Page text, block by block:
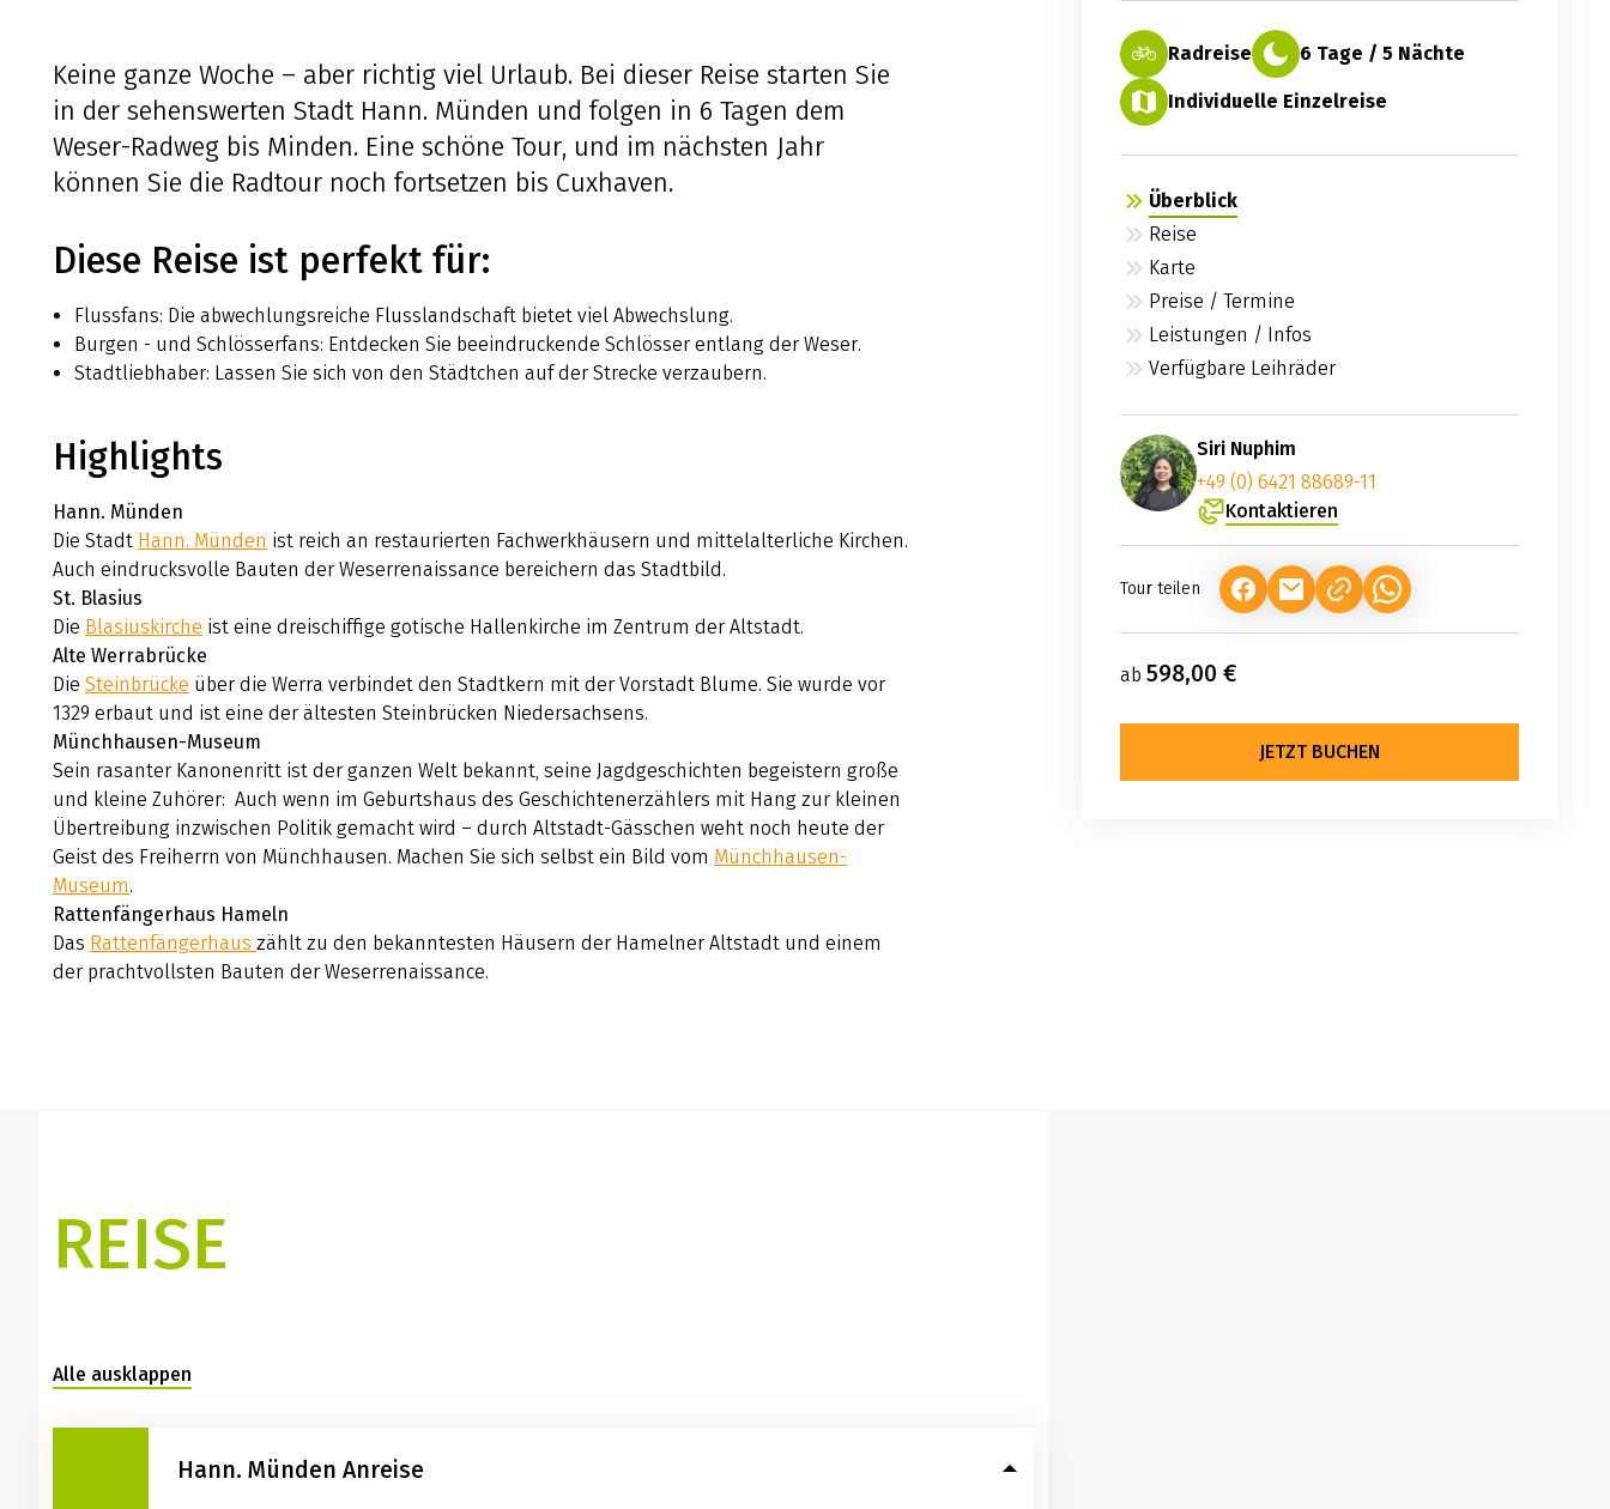
Keine ganze Woche – aber richtig viel Urlaub. Bei dieser Reise starten Sie
in der sehenswerten Stadt Hann. Münden und folgen in 6 Tagen dem
Weser-Radweg bis Minden. Eine schöne Tour, und im nächsten Jahr
können Sie die Radtour noch fortsetzen bis Cuxhaven.
Diese Reise ist perfekt für:
Flussfans: Die abwechlungsreiche Flusslandschaft bietet viel Abwechslung.
Burgen - und Schlösserfans: Entdecken Sie beeindruckende Schlösser entlang der Weser.
Stadtliebhaber: Lassen Sie sich von den Städtchen auf der Strecke verzaubern.
Highlights
Hann. Münden
Die Stadt Hann. Münden ist reich an restaurierten Fachwerkhäusern und mittelalterliche Kirchen.
Auch eindrucksvolle Bauten der Weserrenaissance bereichern das Stadtbild.
St. Blasius
Die Blasiuskirche ist eine dreischiffige gotische Hallenkirche im Zentrum der Altstadt.
Alte Werrabrücke
DieSteinbrücke über die Werra verbindet den Stadtkern mit der Vorstadt Blume. Sie wurde vor
1329 erbaut und ist eine der ältesten Steinbrücken Niedersachsens.
Münchhausen-Museum
Sein rasanter Kanonenritt ist der ganzen Welt bekannt, seine Jagdgeschichten begeistern große
und kleine Zuhörer: Auch wenn im Geburtshaus des Geschichtenerzählers mit Hang zur kleinen
Übertreibung inzwischen Politik gemacht wird – durch Altstadt-Gässchen weht noch heute der
Geist des Freiherrn von Münchhausen. Machen Sie sich selbst ein Bild vom Münchhausen-
Museum.
Rattenfängerhaus Hameln
Das Rattenfängerhauszählt zu den bekanntesten Häusern der Hamelner Altstadt und einem
der prachtvollsten Bauten der Weserrenaissance.
Radreise 6 Tage / 5 Nächte
Individuelle Einzelreise
Überblick
Reise
Karte
Preise / Termine
Leistungen / Infos
Verfügbare Leihräder
Siri Nuphim
+49 (0) 6421 88689-11
Kontaktieren
Tour teilen (LINK ÖFFNET IN NEUEM TAB)
(LINK ÖFFNET IN NEUEM TAB)
(LINK ÖFFNET IN NEUEM
ab 598,00 €
JETZT BUCHEN
REISE
Alle ausklappen
Hann. Münden Anreise